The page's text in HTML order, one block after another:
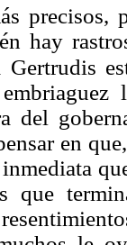
hay
del
en
inmediata
que